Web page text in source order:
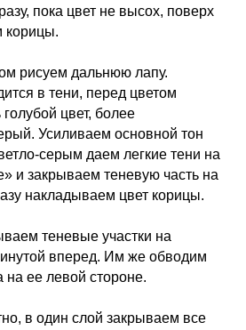
пока цвет не высох, поверх
корицы.
рисуем дальнюю лапу.
в тени, перед цветом
цвет, более
Усиливаем основной тон
серым даем легкие тени на
и закрываем теневую часть на
накладываем цвет корицы.
теневые участки на
вперед. Им же обводим
на ее левой стороне.
в один слой закрываем все